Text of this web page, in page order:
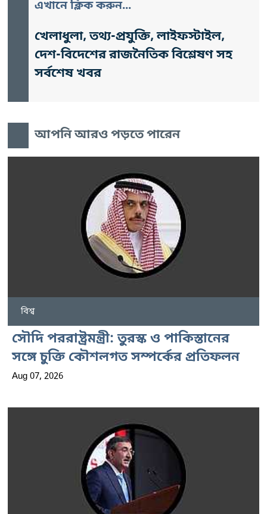
এখানে ক্লিক করুন...
খেলাধুলা, তথ্য-প্রযুক্তি, লাইফস্টাইল,
দেশ-বিদেশের রাজনৈতিক বিশ্লেষণ সহ
সর্বশেষ খবর
আপনি আরও পড়তে পারেন
বিশ্ব
সৌদি পররাষ্ট্রমন্ত্রী: তুরস্ক ও পাকিস্তানের
সঙ্গে চুক্তি কৌশলগত সম্পর্কের প্রতিফলন
Aug 07, 2026